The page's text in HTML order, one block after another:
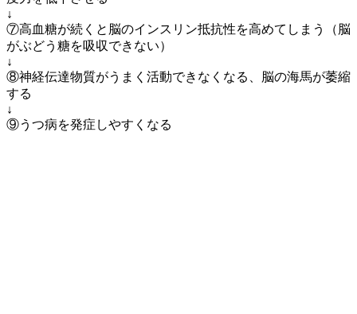
↓
⑦高血糖が続くと脳のインスリン抵抗性を高めてしまう（脳
がぶどう糖を吸収できない）
↓
⑧神経伝達物質がうまく活動できなくなる、脳の海馬が萎縮
する
↓
⑨うつ病を発症しやすくなる